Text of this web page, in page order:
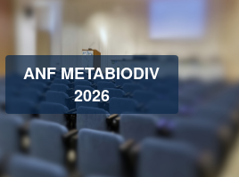
ANF METABIODIV
2026